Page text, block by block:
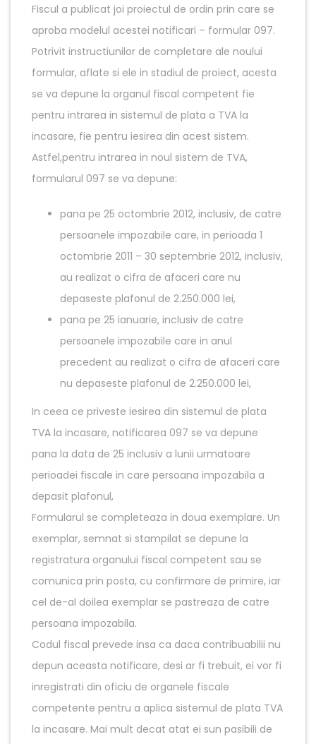
Fiscul a publicat joi proiectul de ordin prin care se
aproba modelul acestei notificari – formular 097.
Potrivit instructiunilor de completare ale noului
formular, aflate si ele in stadiul de proiect, acesta
se va depune la organul fiscal competent fie
pentru intrarea in sistemul de plata a TVA la
incasare, fie pentru iesirea din acest sistem.
Astfel,pentru intrarea in noul sistem de TVA,
formularul 097 se va depune:
pana pe 25 octombrie 2012, inclusiv, de catre
persoanele impozabile care, in perioada 1
octombrie 2011 – 30 septembrie 2012, inclusiv,
au realizat o cifra de afaceri care nu
depaseste plafonul de 2.250.000 lei,
pana pe 25 ianuarie, inclusiv de catre
persoanele impozabile care in anul
precedent au realizat o cifra de afaceri care
nu depaseste plafonul de 2.250.000 lei,
In ceea ce priveste iesirea din sistemul de plata
TVA la incasare, notificarea 097 se va depune
pana la data de 25 inclusiv a lunii urmatoare
perioadei fiscale in care persoana impozabila a
depasit plafonul,
Formularul se completeaza in doua exemplare. Un
exemplar, semnat si stampilat se depune la
registratura organului fiscal competent sau se
comunica prin posta, cu confirmare de primire, iar
cel de-al doilea exemplar se pastreaza de catre
persoana impozabila.
Codul fiscal prevede insa ca daca contribuabilii nu
depun aceasta notificare, desi ar fi trebuit, ei vor fi
inregistrati din oficiu de organele fiscale
competente pentru a aplica sistemul de plata TVA
la incasare. Mai mult decat atat ei sun pasibili de